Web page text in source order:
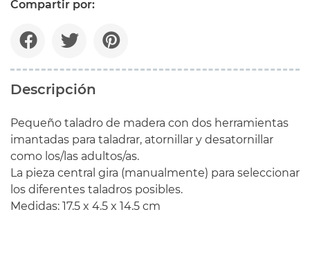
Compartir por:
Descripción
Pequeño taladro de madera con dos herramientas
imantadas para taladrar, atornillar y desatornillar
como los/las adultos/as.
La pieza central gira (manualmente) para seleccionar
los diferentes taladros posibles.
Medidas: 17.5 x 4.5 x 14.5 cm